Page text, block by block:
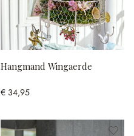
Hangmand Wingaerde
€ 34,95